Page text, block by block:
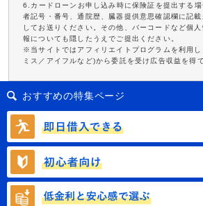
6.カードローンお申し込み時に保険証を提出する
者記号・番号、通院歴、臓器提供意思確認欄に記
してお送りください。その他、バーコードなど個
報についても隠したうえでご提出ください。
※当サイトではアフィリエイトプログラムを利用し
ミス／アイフルなど)から委託を受け広告収益を得
おすすめの特集ページ